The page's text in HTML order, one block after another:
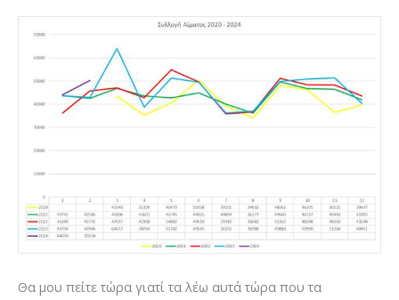
Θα μου πείτε τώρα γιατί τα λέω αυτά τώρα που τα